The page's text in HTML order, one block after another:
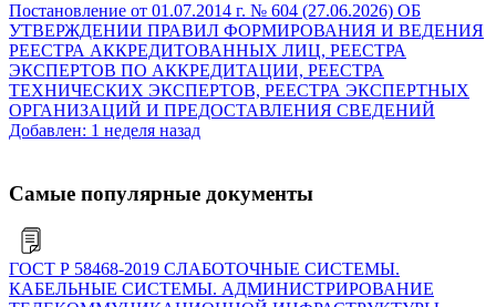
Постановление от 01.07.2014 г. № 604 (27.06.2026) ОБ
УТВЕРЖДЕНИИ ПРАВИЛ ФОРМИРОВАНИЯ И ВЕДЕНИЯ
РЕЕСТРА АККРЕДИТОВАННЫХ ЛИЦ, РЕЕСТРА
ЭКСПЕРТОВ ПО АККРЕДИТАЦИИ, РЕЕСТРА
ТЕХНИЧЕСКИХ ЭКСПЕРТОВ, РЕЕСТРА ЭКСПЕРТНЫХ
ОРГАНИЗАЦИЙ И ПРЕДОСТАВЛЕНИЯ СВЕДЕНИЙ
Добавлен: 1 неделя назад
Самые популярные документы
ГОСТ Р 58468-2019 СЛАБОТОЧНЫЕ СИСТЕМЫ.
КАБЕЛЬНЫЕ СИСТЕМЫ. АДМИНИСТРИРОВАНИЕ